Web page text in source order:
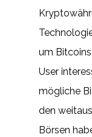
um
User
mögliche
den
Börsen